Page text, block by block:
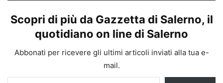
Scopri di più da Gazzetta di Salerno, il
quotidiano on line di Salerno
Abbonati per ricevere gli ultimi articoli inviati alla tua e-
mail.
Digita la tua e-mail...